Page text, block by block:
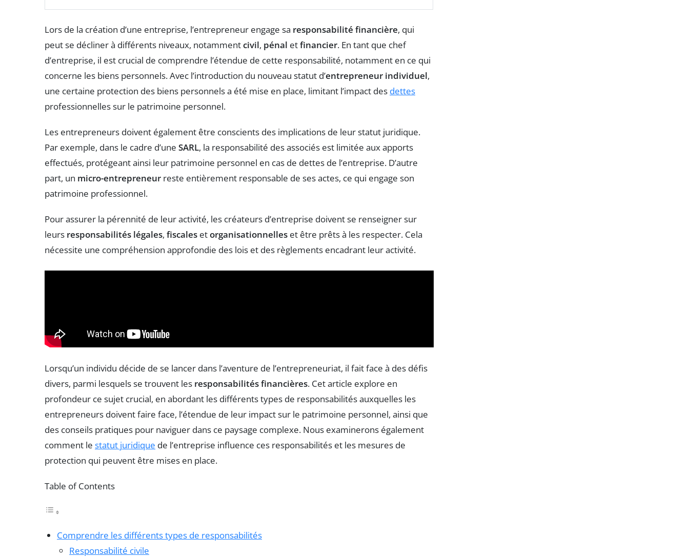
Lors de la création d’une entreprise, l’entrepreneur engage sa responsabilité financière, qui
peut se décliner à différents niveaux, notammentcivil, pénal etfinancier. En tant que chef
d’entreprise, il est crucial de comprendre l’étendue de cette responsabilité, notamment en ce qui
concerne les biens personnels. Avec l’introduction du nouveau statut d’entrepreneur individuel,
une certaine protection des biens personnels a été mise en place, limitant l’impact des dettes
professionnelles sur le patrimoine personnel.
Les entrepreneurs doivent également être conscients des implications de leur statut juridique.
Par exemple, dans le cadre d’une SARL, la responsabilité des associés est limitée aux apports
effectués, protégeant ainsi leur patrimoine personnel en cas de dettes de l’entreprise. D’autre
part, un micro-entrepreneur reste entièrement responsable de ses actes, ce qui engage son
patrimoine professionnel.
Pour assurer la pérennité de leur activité, les créateurs d’entreprise doivent se renseigner sur
leurs responsabilités légales, fiscales etorganisationnelles et être prêts à les respecter. Cela
nécessite une compréhension approfondie des lois et des règlements encadrant leur activité.
Lorsqu’un individu décide de se lancer dans l’aventure de l’entrepreneuriat, il fait face à des défis
divers, parmi lesquels se trouvent les responsabilités financières. Cet article explore en
profondeur ce sujet crucial, en abordant les différents types de responsabilités auxquelles les
entrepreneurs doivent faire face, l’étendue de leur impact sur le patrimoine personnel, ainsi que
des conseils pratiques pour naviguer dans ce paysage complexe. Nous examinerons également
comment le statut juridique de l’entreprise influence ces responsabilités et les mesures de
protection qui peuvent être mises en place.
Table of Contents
Comprendre les différents types de responsabilités
Responsabilité civile